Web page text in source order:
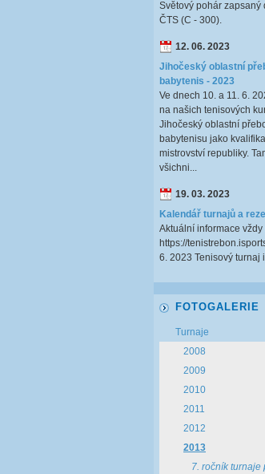
Světový pohár zapsaný
ČTS (C - 300).
12. 06. 2023
Jihočeský oblastní
babytenis - 2023
Ve dnech 10. a 11. 6.
na našich tenisových
Jihočeský oblastní
babytenisu jako
mistrovství republiky.
všichni...
19. 03. 2023
Kalendář turnajů a
Aktuální informace vždy
https://
6. 2023 Tenisový turnaj
FOTOGALERIE
Turnaje
2008
2009
2010
2011
2012
2013
7. ročník turnaje